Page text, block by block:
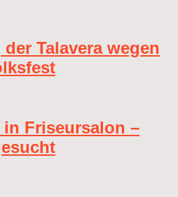
Talavera wegen
Friseursalon –